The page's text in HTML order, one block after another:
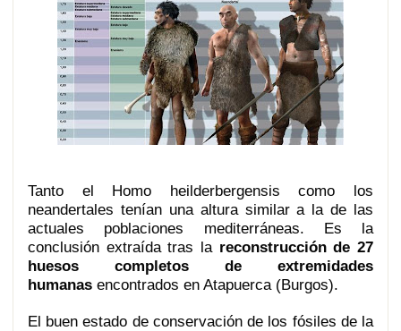
Tanto el Homo heilderbergensis como los
neandertales tenían una altura similar a la de las
actuales poblaciones mediterráneas. Es la
conclusión extraída tras la reconstrucción de 27
huesos completos de extremidades
humanas encontrados en Atapuerca (Burgos).
El buen estado de conservación de los fósiles de la